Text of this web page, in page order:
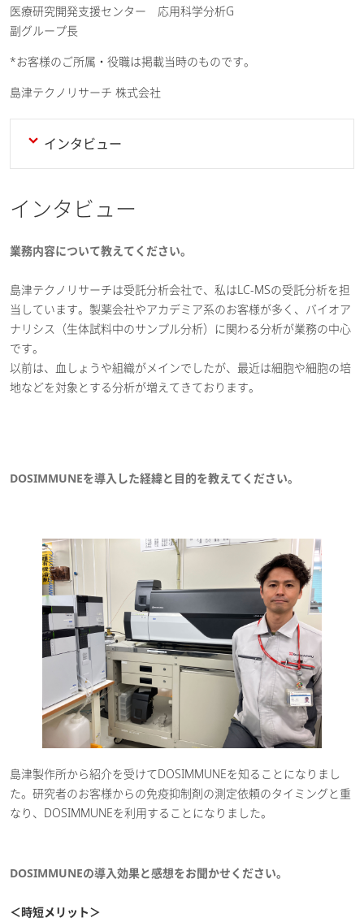
医療研究開発支援センター 応用科学分析G
副グループ長
*お客様のご所属・役職は掲載当時のものです。
島津テクノリサーチ 株式会社
インタビュー
インタビュー
業務内容について教えてください。
島津テクノリサーチは受託分析会社で、私はLC-MSの受託分析を担
当しています。製薬会社やアカデミア系のお客様が多く、バイオア
ナリシス（生体試料中のサンプル分析）に関わる分析が業務の中心
です。
以前は、血しょうや組織がメインでしたが、最近は細胞や細胞の培
地などを対象とする分析が増えてきております。
DOSIMMUNEを導入した経緯と目的を教えてください。
島津製作所から紹介を受けてDOSIMMUNEを知ることになりまし
た。研究者のお客様からの免疫抑制剤の測定依頼のタイミングと重
なり、DOSIMMUNEを利用することになりました。
DOSIMMUNEの導入効果と感想をお聞かせください。
＜時短メリット＞